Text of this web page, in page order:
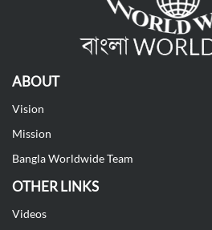
ABOUT
Vision
Mission
Bangla Worldwide Team
OTHER LINKS
Videos